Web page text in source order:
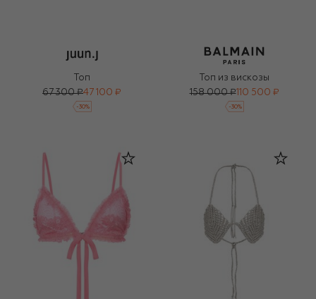
Топ
67 300 ₽47 100 ₽
-30%
Топ из вискозы
158 000 ₽110 500 ₽
-30%